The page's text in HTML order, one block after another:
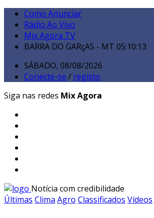
Como Anunciar
Rádio Ao Vivo
Mix Agora TV
BARRA DO GARçAS - MT 05:10:15
SÁBADO, 08/08/2026
Conecte-se / registo
Siga nas redes Mix Agora
Notícia com credibilidade
Últimas Clima Agro Classificados Vídeos